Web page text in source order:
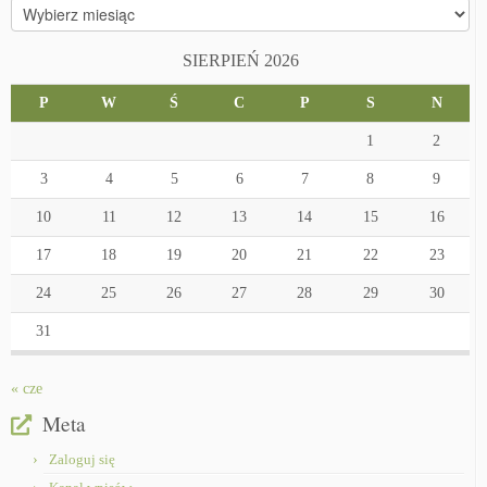
Archiwa
SIERPIEŃ 2026
P W Ś C P S N
1 2
3 4 5 6 7 8 9
10 11 12 13 14 15 16
17 18 19 20 21 22 23
24 25 26 27 28 29 30
31
« cze
Meta
Zaloguj się